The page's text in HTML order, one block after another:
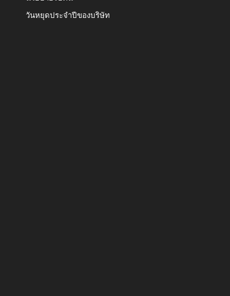
วันหยุดประจำปีของบริษัท